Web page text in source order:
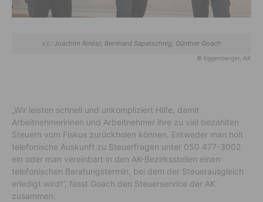
v.l.: Joachim Rinösl, Bernhard Sapetschnig, Günther Goach
© Eggenberger, AK
„Wir leisten schnell und unkompliziert Hilfe, damit
Arbeitnehmerinnen und Arbeitnehmer ihre zu viel bezahlten
Steuern vom Fiskus zurückholen können. Entweder man holt
telefonische Auskunft zu Steuerfragen unter 050 477-3002
ein oder man vereinbart in den AK-Bezirksstellen einen
telefonischen Beratungstermin, bei dem der Steuerausgleich
erledigt wird!“, fasst Goach den Steuerservice der AK
zusammen.